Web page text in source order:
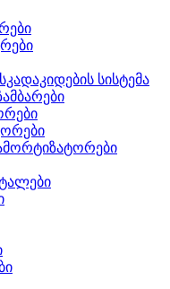
დაკიდების სისტემა